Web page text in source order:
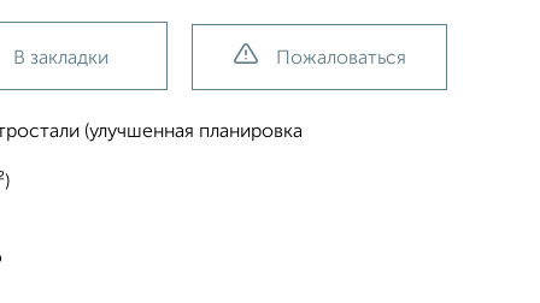
В закладки Пожаловаться
(улучшенная плaниpовкa